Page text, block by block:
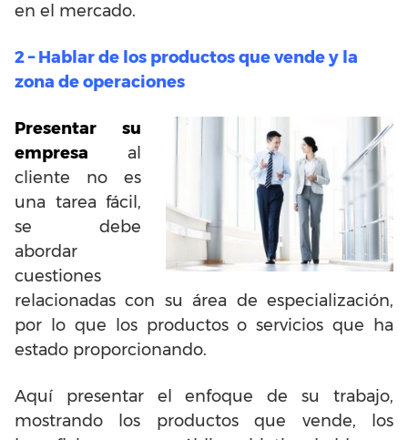
en el mercado.
2 – Hablar de los productos que vende y la
zona de operaciones
Presentar su
empresa al
cliente no es
una tarea fácil,
se debe
abordar
cuestiones
relacionadas con su área de especialización,
por lo que los productos o servicios que ha
estado proporcionando.
Aquí presentar el enfoque de su trabajo,
mostrando los productos que vende, los